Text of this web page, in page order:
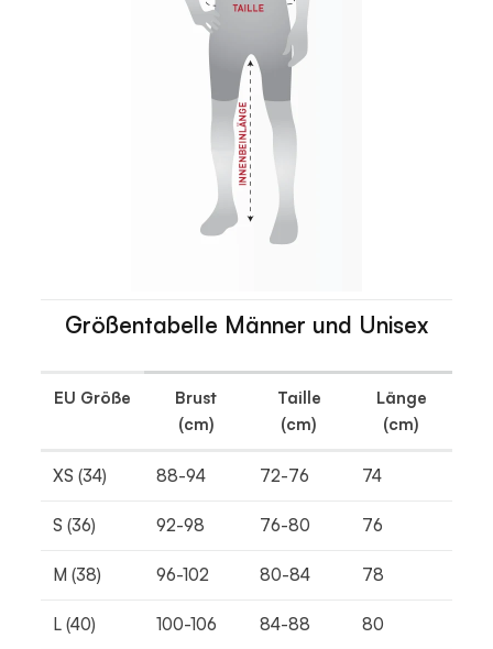
Größentabelle Männer und Unisex
EU Größe
Brust
(cm)
Taille
(cm)
Länge
(cm)
XS (34) 88-94 72-76 74
S (36) 92-98 76-80 76
M (38) 96-102 80-84 78
L (40) 100-106 84-88 80